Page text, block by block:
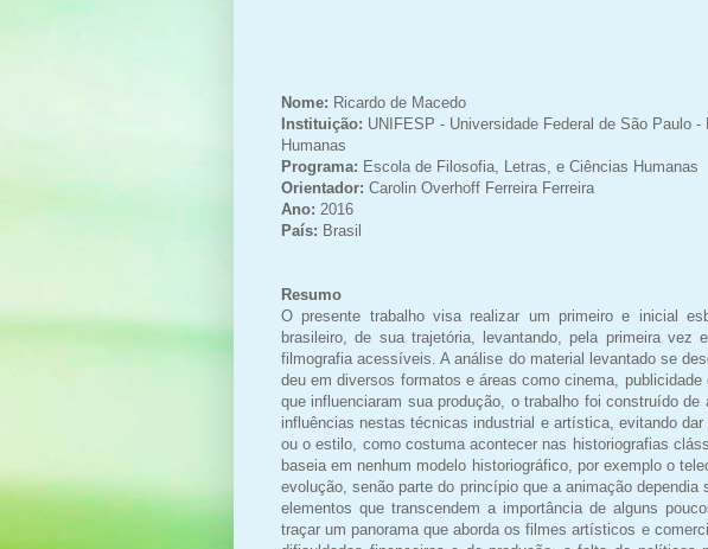
Nome: Ricardo de Macedo
Instituição: UNIFESP - Universidade Federal de São Paulo
Humanas
Programa: Escola de Filosofia, Letras, e Ciências Humanas
Orientador: Carolin Overhoff Ferreira Ferreira
Ano: 2016
País: Brasil
Resumo
O presente trabalho visa realizar um primeiro e inicial
brasileiro, de sua trajetória, levantando, pela primeira vez
filmografia acessíveis. A análise do material levantado se
deu em diversos formatos e áreas como cinema,
que influenciaram sua produção, o trabalho foi construído
influências nestas técnicas industrial e artística, evitando
ou o estilo, como costuma acontecer nas historiografias
baseia em nenhum modelo historiográfico, por exemplo o
evolução, senão parte do princípio que a animação
elementos que transcendem a importância de alguns
traçar um panorama que aborda os filmes artísticos e